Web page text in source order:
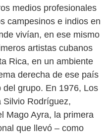
medios profesionales
campesinos e indios en
vivían, en ese mismo
artistas cubanos
Rica, en un ambiente
derecha de ese país
grupo. En 1976, Los
Silvio Rodríguez,
Mago Ayra, la primera
que llevó – como